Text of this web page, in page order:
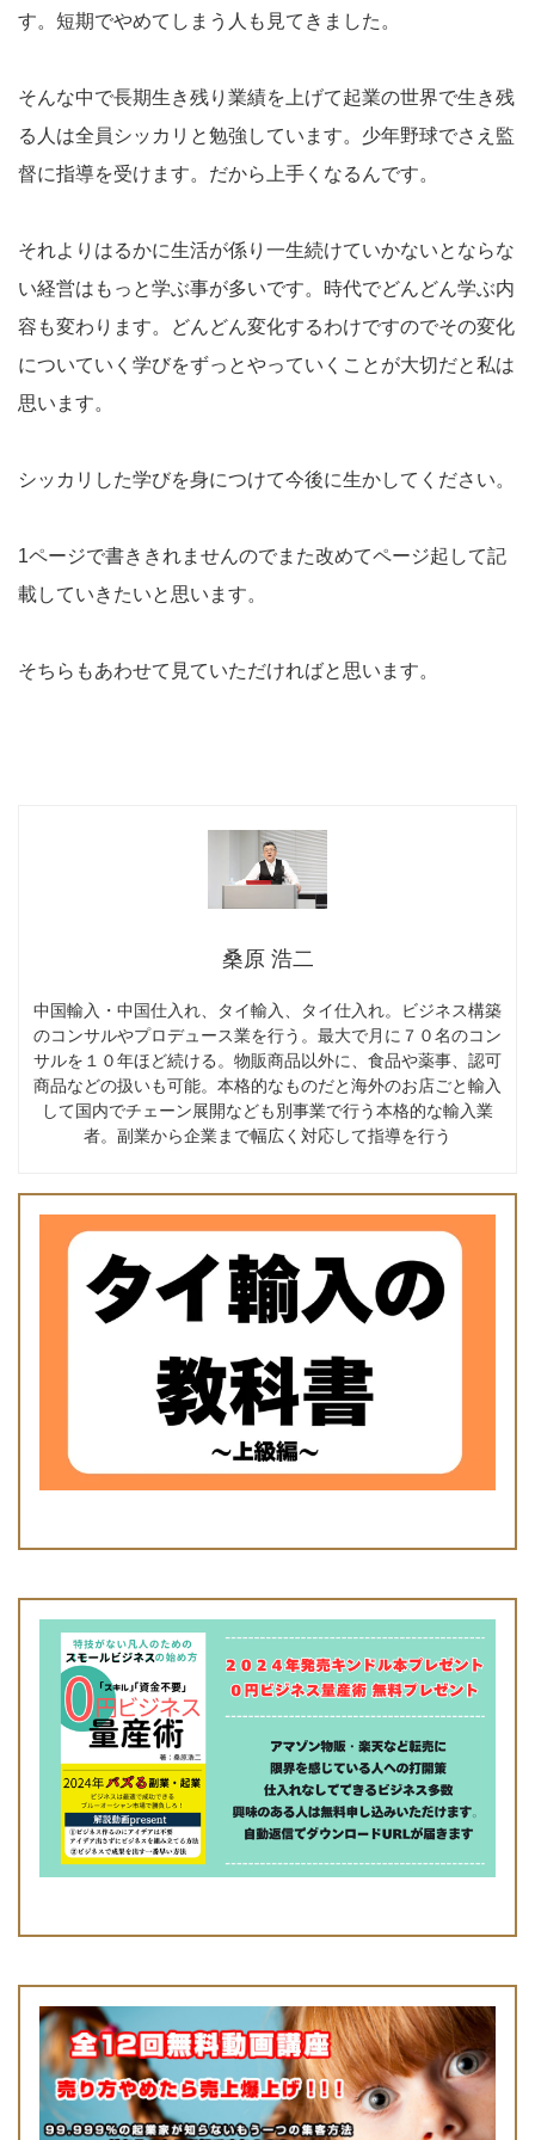
す。短期でやめてしまう人も見てきました。
そんな中で長期生き残り業績を上げて起業の世界で生き残
る人は全員シッカリと勉強しています。少年野球でさえ監
督に指導を受けます。だから上手くなるんです。
それよりはるかに生活が係り一生続けていかないとならな
い経営はもっと学ぶ事が多いです。時代でどんどん学ぶ内
容も変わります。どんどん変化するわけですのでその変化
についていく学びをずっとやっていくことが大切だと私は
思います。
シッカリした学びを身につけて今後に生かしてください。
1ページで書ききれませんのでまた改めてページ起して記
載していきたいと思います。
そちらもあわせて見ていただければと思います。
桑原 浩二
中国輸入・中国仕入れ、タイ輸入、タイ仕入れ。ビジネス構築
のコンサルやプロデュース業を行う。最大で月に７０名のコン
サルを１０年ほど続ける。物販商品以外に、食品や薬事、認可
商品などの扱いも可能。本格的なものだと海外のお店ごと輸入
して国内でチェーン展開なども別事業で行う本格的な輸入業
者。副業から企業まで幅広く対応して指導を行う